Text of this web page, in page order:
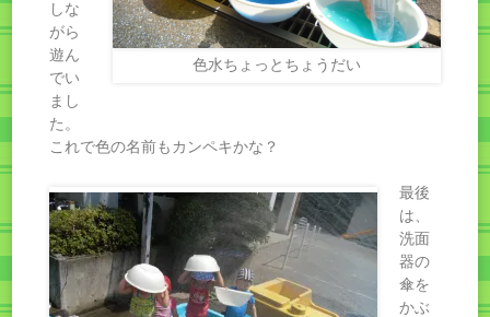
色水ちょっとちょうだい
しな
がら
遊ん
でい
まし
た。
これで色の名前もカンペキかな？
最後
は、
洗面
器の
傘を
かぶ